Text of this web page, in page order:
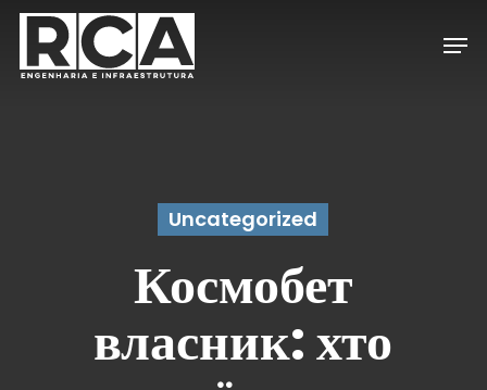
Skip
main
Uncategorized
Космобет
власник: хто